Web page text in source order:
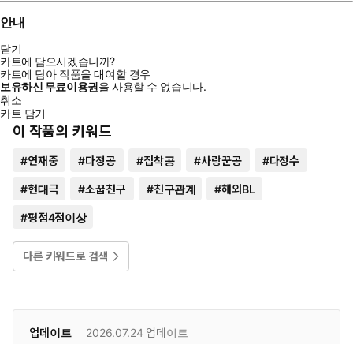
안내
닫기
카트에 담으시겠습니까?
카트에 담아 작품을 대여할 경우
보유하신 무료이용권을 사용할 수 없습니다.
취소
카트 담기
이 작품의 키워드
#연재중 #다정공 #집착공 #사랑꾼공 #다정수
#현대극 #소꿉친구 #친구관계 #해외BL
#평점4점이상
다른 키워드로 검색
업데이트 2026.07.24 업데이트